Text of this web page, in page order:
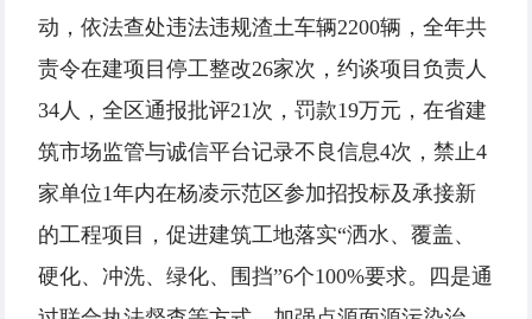
动，依法查处违法违规渣土车辆2200辆，全年共
责令在建项目停工整改26家次，约谈项目负责人
34人，全区通报批评21次，罚款19万元，在省建
筑市场监管与诚信平台记录不良信息4次，禁止4
家单位1年内在杨凌示范区参加招投标及承接新
的工程项目，促进建筑工地落实“洒水、覆盖、
硬化、冲洗、绿化、围挡”6个100%要求。四是通